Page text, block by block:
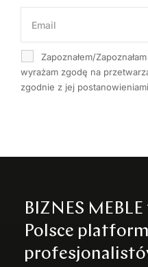
Zapoznałem/
wyrażam zgodę na
zgodnie z jej
BIZNES
Polsce